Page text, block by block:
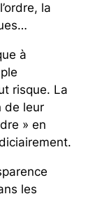
la
à
risque. La
de leur
» en
les